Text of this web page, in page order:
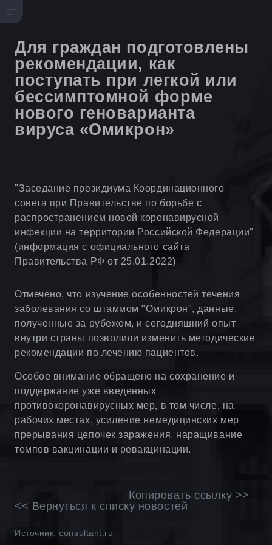
Для граждан подготовлены
рекомендации, как
поступать при легкой или
бессимптомной форме
нового геноварианта
вируса «Омикрон»
"Заседание президиума Координационного
совета при Правительстве по борьбе с
распространением новой коронавирусной
инфекции на территории Российской Федерации"
(информация с официального сайта
Правительства РФ от 25.01.2022)
Отмечено, что изучение особенностей течения
заболевания со штаммом "Омикрон", данные,
полученные за рубежом, и сегодняшний опыт
внутри страны позволили изменить методические
рекомендации по лечению пациентов.
Особое внимание обращено на сохранение и
поддержание уже введенных
противокоронавирусных мер, в том числе, на
рабочих местах, усиление немедицинских мер
прерывания цепочек заражения, наращивание
темпов вакцинации и ревакцинации.
Копировать ссылку >>
<< Вернуться к списку новостей
Источник: consultant.ru